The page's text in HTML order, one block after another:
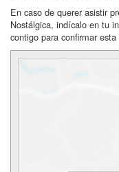
En caso de querer asistir
Nostálgica, indícalo en tu
contigo para confirmar